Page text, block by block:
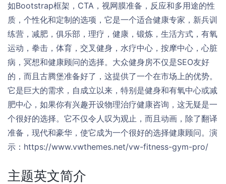
如Bootstrap框架，CTA，视网膜准备，反应和多用途的性
质，个性化和定制的选项，它是一个适合健康专家，新兵训
练营，减肥，俱乐部，理疗，健康，锻炼，生活方式，有氧
运动，拳击，体育，交叉健身，水疗中心，按摩中心，心脏
病，冥想和健康顾问的选择。大众健身房不仅是SEO友好
的，而且古腾堡准备好了，这提供了一个在市场上的优势。
它是巨大的需求，自成立以来，特别是健身和有氧中心或减
肥中心，如果你有兴趣开设物理治疗健康咨询，这无疑是一
个很好的选择。它不仅令人叹为观止，而且动画，除了翻译
准备，现代和豪华，使它成为一个很好的选择健康顾问。演
示：https://www.vwthemes.net/vw-fitness-gym-pro/
主题英文简介